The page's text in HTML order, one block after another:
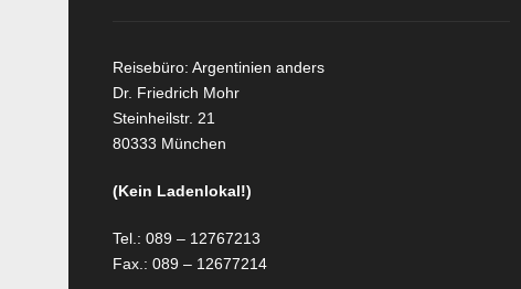
Reisebüro: Argentinien anders
Dr. Friedrich Mohr
Steinheilstr. 21
80333 München
(Kein Ladenlokal!)
Tel.: 089 – 12767213
Fax.: 089 – 12677214